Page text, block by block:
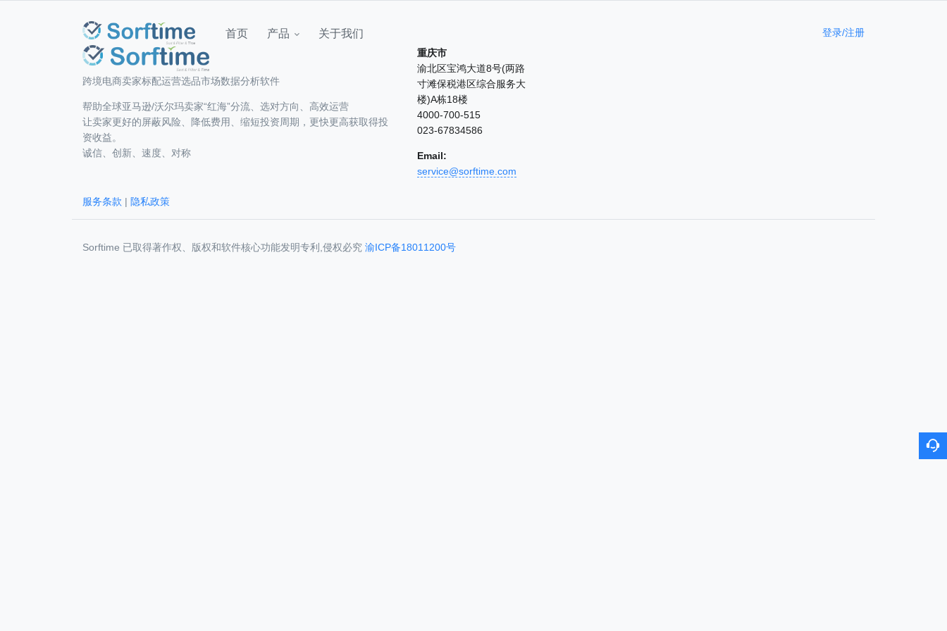
首页 产品 关于我们 登录/注册
跨境电商卖家标配运营选品市场数据分析软件
帮助全球亚马逊/沃尔玛卖家“红海”分流、选对方向、高效运营
让卖家更好的屏蔽风险、降低费用、缩短投资周期，更快更高获取得投
资收益。
诚信、创新、速度、对称
重庆市
渝北区宝鸿大道8号(两路
寸滩保税港区综合服务大
楼)A栋18楼
4000-700-515
023-67834586
Email:
service@sorftime.com
服务条款 | 隐私政策
Sorftime 已取得著作权、版权和软件核心功能发明专利,侵权必究 渝ICP备18011200号